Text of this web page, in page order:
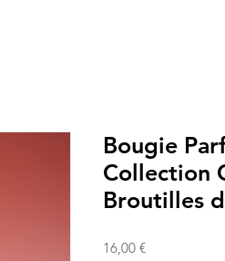
Bougie
Collection
Broutilles
16,00 €Preis